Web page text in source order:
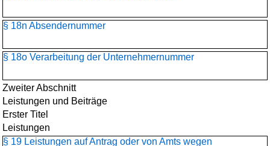
§ 18n Absendernummer
§ 18o Verarbeitung der Unternehmernummer
Zweiter Abschnitt
Leistungen und Beiträge
Erster Titel
Leistungen
§ 19 Leistungen auf Antrag oder von Amts wegen